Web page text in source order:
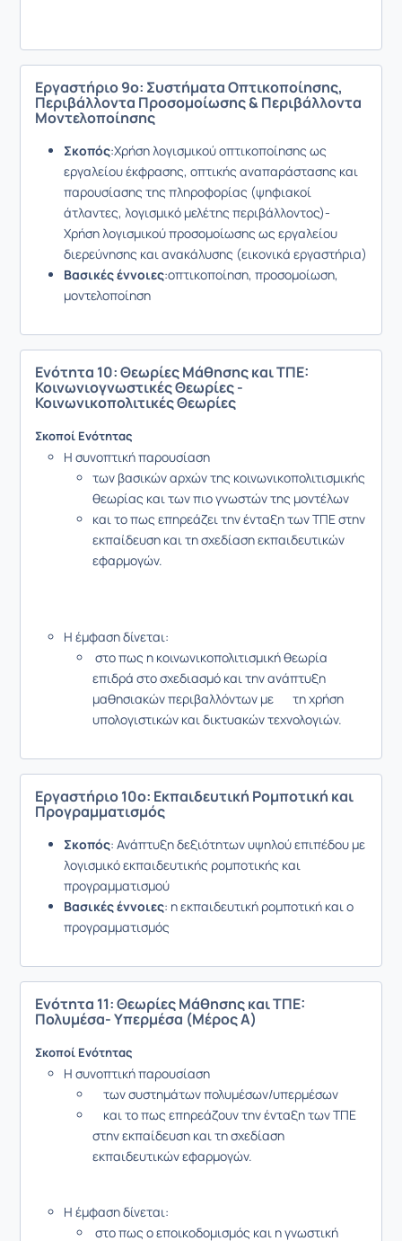
Εργαστήριο 9ο: Συστήματα Οπτικοποίησης,
Περιβάλλοντα Προσομοίωσης & Περιβάλλοντα
Μοντελοποίησης
Σκοπός:Χρήση λογισμικού οπτικοποίησης ως
εργαλείου έκφρασης, οπτικής αναπαράστασης και
παρουσίασης της πληροφορίας (ψηφιακοί
άτλαντες, λογισμικό μελέτης περιβάλλοντος)-
Χρήση λογισμικού προσομοίωσης ως εργαλείου
διερεύνησης και ανακάλυσης (εικονικά εργαστήρια)
Βασικές έννοιες:οπτικοποίηση, προσομοίωση,
μοντελοποίηση
Ενότητα 10: Θεωρίες Μάθησης και ΤΠΕ:
Κοινωνιογνωστικές Θεωρίες -
Κοινωνικοπολιτικές Θεωρίες
Σκοποί Ενότητας
Η συνοπτική παρουσίαση
των βασικών αρχών της κοινωνικοπολιτισμικής
θεωρίας και των πιο γνωστών της μοντέλων
και το πως επηρεάζει την ένταξη των ΤΠΕ στην
εκπαίδευση και τη σχεδίαση εκπαιδευτικών
εφαρμογών.
Η έμφαση δίνεται:
στο πως η κοινωνικοπολιτισμική θεωρία
επιδρά στο σχεδιασμό και την ανάπτυξη
μαθησιακών περιβαλλόντων με τη χρήση
υπολογιστικών και δικτυακών τεχνολογιών.
Εργαστήριο 10ο: Εκπαιδευτική Ρομποτική και
Προγραμματισμός
Σκοπός: Ανάπτυξη δεξιότητων υψηλού επιπέδου με
λογισμικό εκπαιδευτικής ρομποτικής και
προγραμματισμού
Βασικές έννοιες: η εκπαιδευτική ρομποτική και ο
προγραμματισμός
Ενότητα 11: Θεωρίες Μάθησης και ΤΠΕ:
Πολυμέσα- Υπερμέσα (Μέρος Α)
Σκοποί Ενότητας
Η συνοπτική παρουσίαση
των συστημάτων πολυμέσων/υπερμέσων
και το πως επηρεάζουν την ένταξη των ΤΠΕ
στην εκπαίδευση και τη σχεδίαση
εκπαιδευτικών εφαρμογών.
Η έμφαση δίνεται:
στο πως ο εποικοδομισμός και η γνωστική